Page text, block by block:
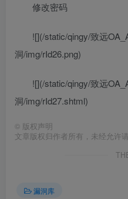
修改密码
![](/static/qingy/致远
洞/img/rId26.png)
![](/static/qingy/致远
洞/img/rId27.shtml)
© 版权声明
文章版权归作者所有，未经允许请
漏洞库